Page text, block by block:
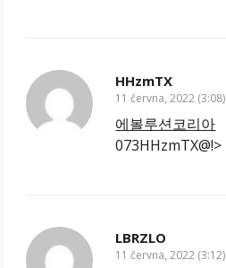
HHzmTX
11 června, 2022 (3:08)
에볼루션코리아
073HHzmTX@!>
LBRZLO
11 června, 2022 (3:12)